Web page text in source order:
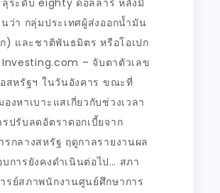
นว่า กลุ่มประเทศผู้ส่งออกน้ำมัน
) และชาติพันธมิตร หรือโอเปก
– จับตาตัวเลข
อสหรัฐฯ ในวันอังคาร ขณะที่
งหาเบาะแสเกี่ยวกับช่วงเวลา
ปรับลดอัตราดอกเบี้ยจาก
รกลางสหรัฐ ฤดูกาลรายงานผล
การยังคงดำเนินต่อไป… สภา
รย์สภาพนักงานศูนย์ศึกษาการ